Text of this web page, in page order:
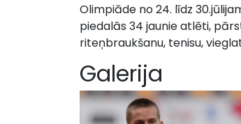
Olimpiāde no 24. līdz
piedalās 34 jaunie atlēti,
riteņbraukšanu, tenisu,
Galerija